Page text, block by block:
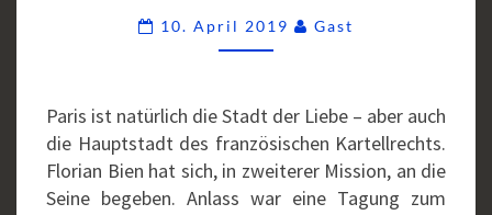
10. April 2019 Gast
Paris ist natürlich die Stadt der Liebe – aber auch
die Hauptstadt des französischen Kartellrechts.
Florian Bien hat sich, in zweiterer Mission, an die
Seine begeben. Anlass war eine Tagung zum